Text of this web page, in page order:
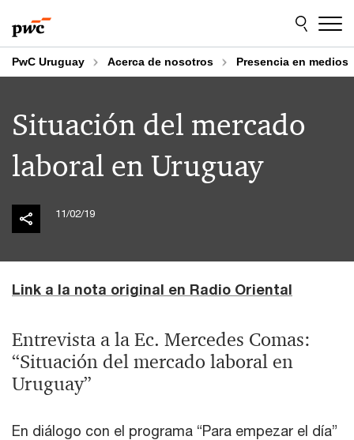
to
content
to
footer
PwC Uruguay Acerca de nosotros Presencia en medios
Situación del mercado
laboral en Uruguay
11/02/19
Link a la nota original en Radio Oriental
Entrevista a la Ec. Mercedes Comas:
“Situación del mercado laboral en
Uruguay”
En diálogo con el programa “Para empezar el día”